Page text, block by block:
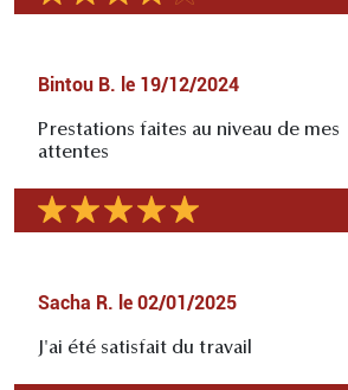
Bintou B. le 19/12/2024
Prestations faites au niveau de mes
attentes
Sacha R. le 02/01/2025
J'ai été satisfait du travail